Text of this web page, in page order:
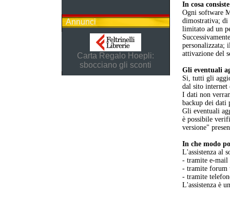
Annunci
Carta Regalo Hoepli:
sbocciano gli sconti
In cosa
Ogni software
dimostrativa; di
limitato ad un
personalizzata;
attivazione del
Gli eventuali
Si, tutti gli
dal sito internet
I dati non
backup dei dati
Gli eventuali
è possibile
versione"
In che modo
L'assistenza al
- tramite e-mail
- tramite forum
- tramite
L'assistenza è